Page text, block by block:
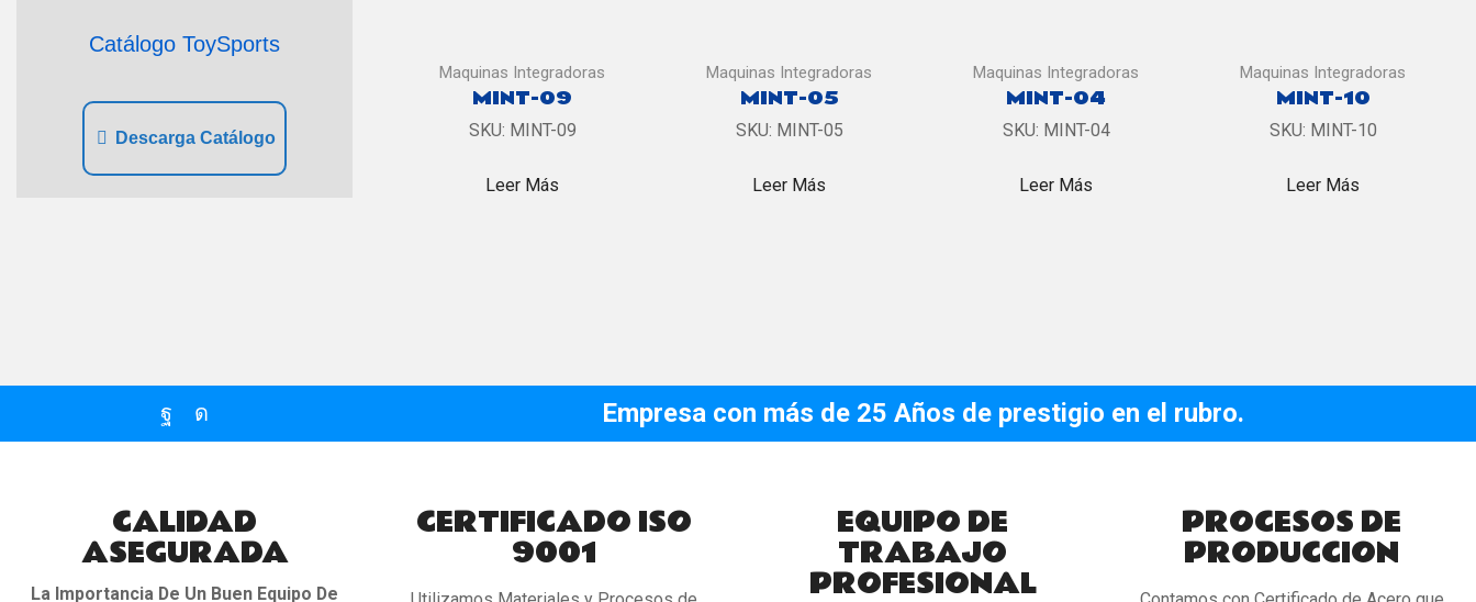
Maquinas Integradoras
MINT-09
SKU: MINT-09
Leer Más
Maquinas Integradoras
MINT-05
SKU: MINT-05
Leer Más
Maquinas Integradoras
MINT-04
SKU: MINT-04
Leer Más
Maquinas Integradoras
MINT-10
SKU: MINT-10
Leer Más
Catálogo ToySports
Descarga Catálogo
Facebook
Instagram
Empresa con más de 25 Años de prestigio en el rubro.
CALIDAD
ASEGURADA
La Importancia De Un Buen Equipo De
CERTIFICADO ISO
9001
EQUIPO DE
TRABAJO
PROFESIONAL
PROCESOS DE
PRODUCCION